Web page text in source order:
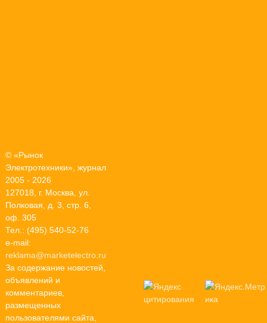
© «Рынок
Электротехники», журнал
2005 - 2026
127018, г. Москва, ул.
Полковая, д. 3, стр. 6,
оф. 305
Тел.: (495) 540-52-76
e-mail:
reklama@marketelectro.ru
За содержание новостей,
объявлений и
комментариев,
размещенных
пользователями сайта,